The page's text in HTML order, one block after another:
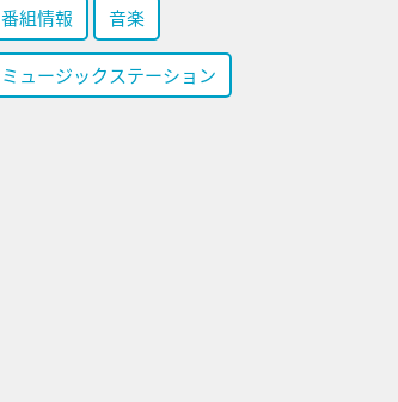
番組情報 音楽
ミュージックステーション